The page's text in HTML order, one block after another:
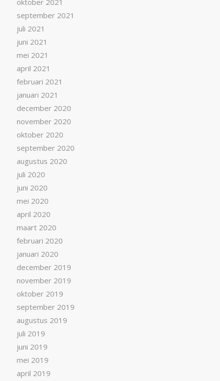
oktober 2021
september 2021
juli 2021
juni 2021
mei 2021
april 2021
februari 2021
januari 2021
december 2020
november 2020
oktober 2020
september 2020
augustus 2020
juli 2020
juni 2020
mei 2020
april 2020
maart 2020
februari 2020
januari 2020
december 2019
november 2019
oktober 2019
september 2019
augustus 2019
juli 2019
juni 2019
mei 2019
april 2019